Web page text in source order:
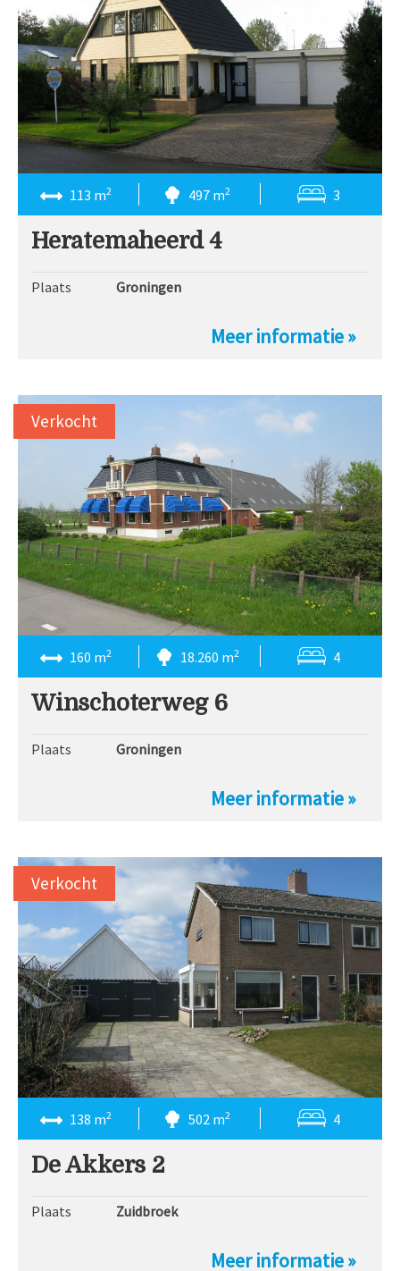
113 m2 497 m2 3
Heratemaheerd 4
Plaats Groningen
Meer informatie »
160 m2 18.260 m2 4
Winschoterweg 6
Plaats Groningen
Meer informatie »
Verkocht
138 m2 502 m2 4
De Akkers 2
Plaats Zuidbroek
Meer informatie »
Verkocht